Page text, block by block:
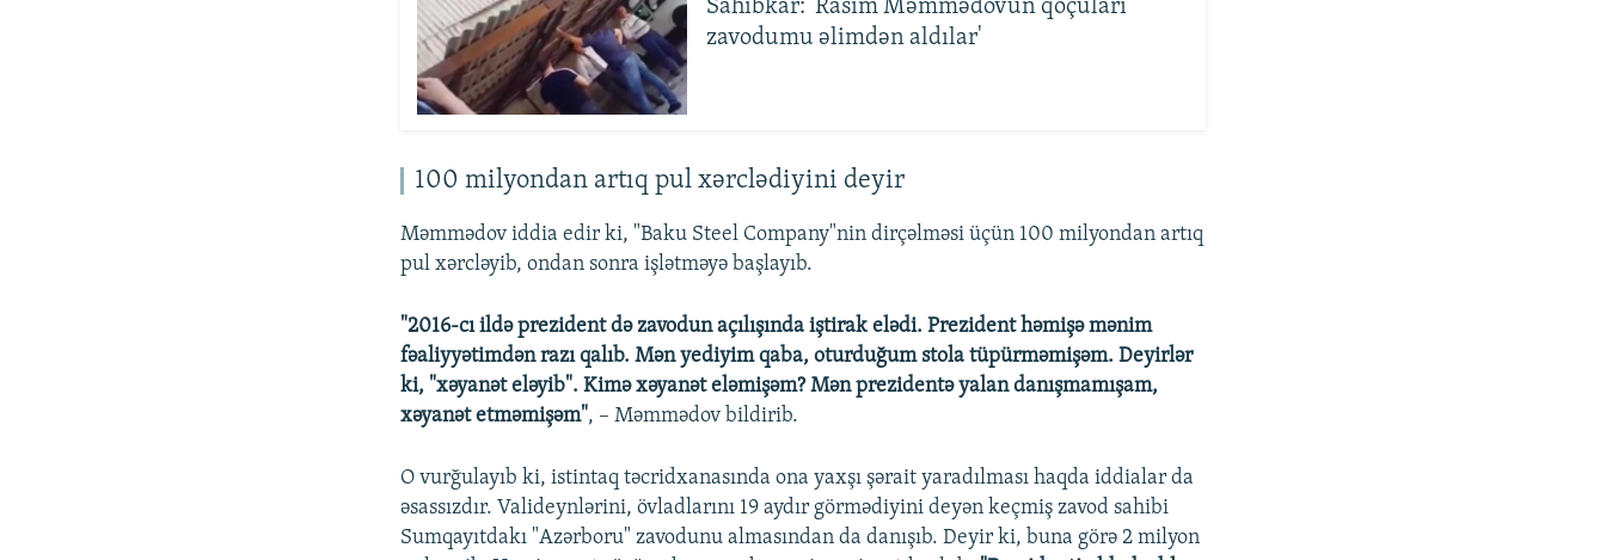
Sahibkar: 'Rasim Məmmədovun qoçuları
zavodumu əlimdən aldılar'
100 milyondan artıq pul xərclədiyini deyir
Məmmədov iddia edir ki, "Baku Steel Company"nin dirçəlməsi üçün 100 milyondan artıq
pul xərcləyib, ondan sonra işlətməyə başlayıb.
"2016-cı ildə prezident də zavodun açılışında iştirak elədi. Prezident həmişə mənim
fəaliyyətimdən razı qalıb. Mən yediyim qaba, oturduğum stola tüpürməmişəm. Deyirlər
ki, "xəyanət eləyib". Kimə xəyanət eləmişəm? Mən prezidentə yalan danışmamışam,
xəyanət etməmişəm", – Məmmədov bildirib.
O vurğulayıb ki, istintaq təcridxanasında ona yaxşı şərait yaradılması haqda iddialar da
əsassızdır. Valideynlərini, övladlarını 19 aydır görmədiyini deyən keçmiş zavod sahibi
Sumqayıtdakı "Azərboru" zavodunu almasından da danışıb. Deyir ki, buna görə 2 milyon